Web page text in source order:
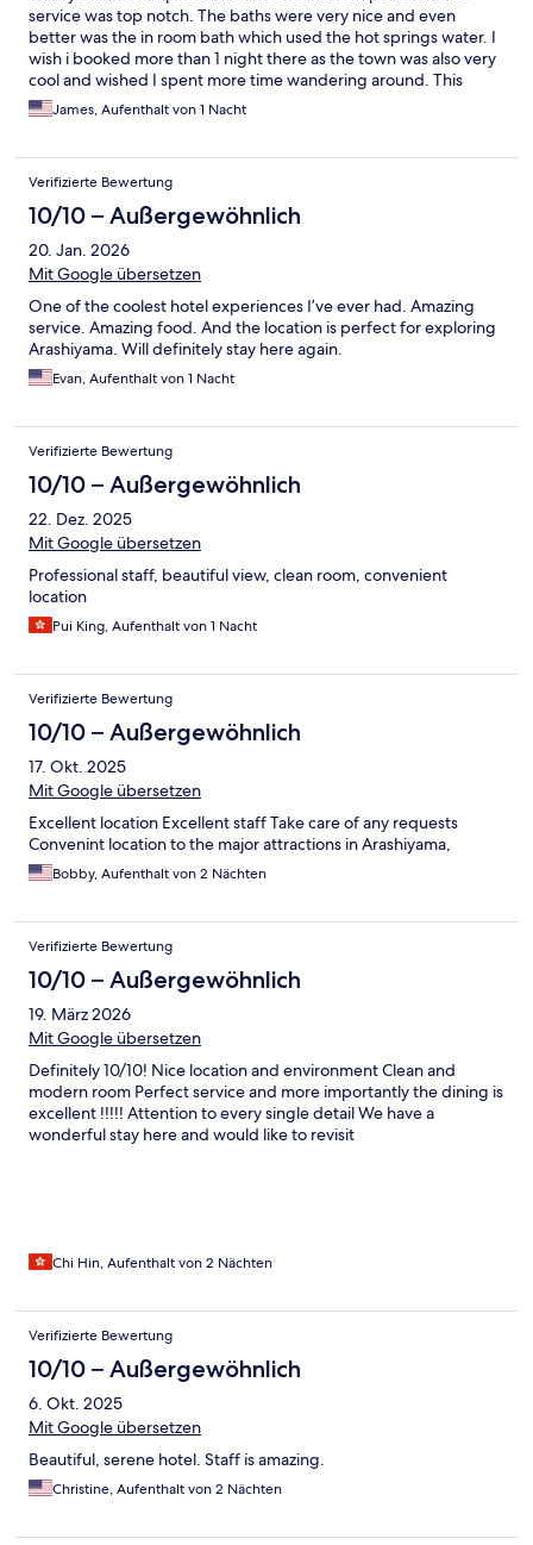
service was top notch. The baths were very nice and even
better was the in room bath which used the hot springs water. I
wish i booked more than 1 night there as the town was also very
cool and wished I spent more time wandering around. This
place is highly reccomended and would come back.
James, Aufenthalt von 1 Nacht
Verifizierte Bewertung
10/10 – Außergewöhnlich
20. Jan. 2026
Mit Google übersetzen
One of the coolest hotel experiences I’ve ever had. Amazing
service. Amazing food. And the location is perfect for exploring
Arashiyama. Will definitely stay here again.
Evan, Aufenthalt von 1 Nacht
Verifizierte Bewertung
10/10 – Außergewöhnlich
22. Dez. 2025
Mit Google übersetzen
Professional staff, beautiful view, clean room, convenient
location
Pui King, Aufenthalt von 1 Nacht
Verifizierte Bewertung
10/10 – Außergewöhnlich
17. Okt. 2025
Mit Google übersetzen
Excellent location Excellent staff Take care of any requests
Convenint location to the major attractions in Arashiyama,
Bobby, Aufenthalt von 2 Nächten
Verifizierte Bewertung
10/10 – Außergewöhnlich
19. März 2026
Mit Google übersetzen
Definitely 10/10! Nice location and environment Clean and
modern room Perfect service and more importantly the dining is
excellent !!!!! Attention to every single detail We have a
wonderful stay here and would like to revisit
Chi Hin, Aufenthalt von 2 Nächten
Verifizierte Bewertung
10/10 – Außergewöhnlich
6. Okt. 2025
Mit Google übersetzen
Beautiful, serene hotel. Staff is amazing.
Christine, Aufenthalt von 2 Nächten